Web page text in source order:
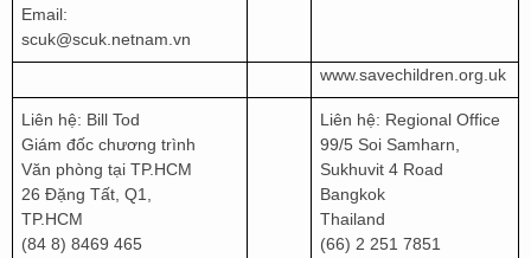
Email:
scuk@scuk.netnam.vn
www.savechildren.org.uk
Liên hệ: Bill Tod
Giám đốc chương trình
Văn phòng tại TP.HCM
26 Đặng Tất, Q1,
TP.HCM
(84 8) 8469 465
Liên hệ: Regional Office
99/5 Soi Samharn,
Sukhuvit 4 Road
Bangkok
Thailand
(66) 2 251 7851